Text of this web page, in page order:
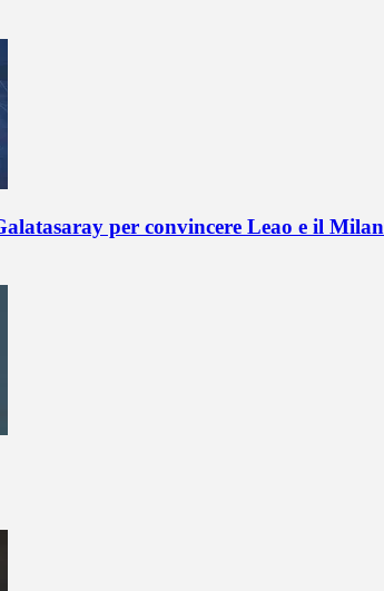
per convincere Leao e il Milan